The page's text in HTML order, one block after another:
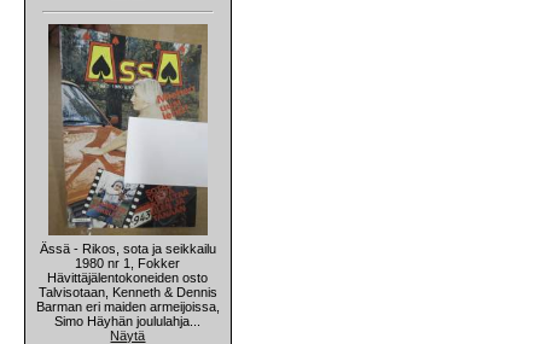
Ässä - Rikos, sota ja seikkailu
1980 nr 1, Fokker
Hävittäjälentokoneiden osto
Talvisotaan, Kenneth & Dennis
Barman eri maiden armeijoissa,
Simo Häyhän joululahja...
Näytä